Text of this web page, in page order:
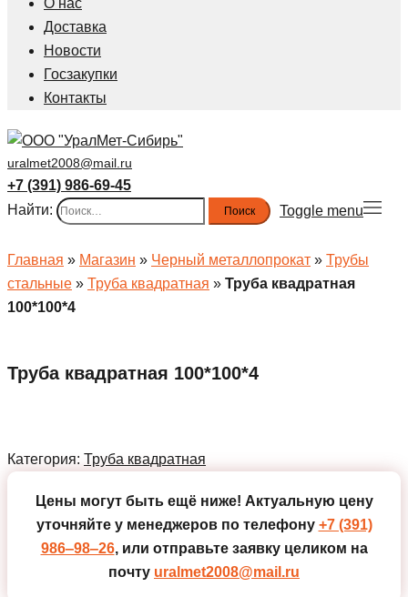
О нас
Доставка
Новости
Госзакупки
Контакты
uralmet2008@mail.ru
+7 (391) 986-69-45
Найти:
Toggle menu
Главная » Магазин » Черный металлопрокат » Трубы
стальные » Труба квадратная » Труба квадратная
100*100*4
Труба квадратная 100*100*4
Категория: Труба квадратная
Цены могут быть ещё ниже! Актуальную цену
уточняйте у менеджеров по телефону +7 (391)
986‒98‒26, или отправьте заявку целиком на
почту uralmet2008@mail.ru